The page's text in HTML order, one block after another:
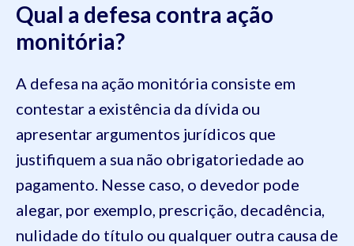
Qual a defesa contra ação
monitória?
A defesa na ação monitória consiste em
contestar a existência da dívida ou
apresentar argumentos jurídicos que
justifiquem a sua não obrigatoriedade ao
pagamento. Nesse caso, o devedor pode
alegar, por exemplo, prescrição, decadência,
nulidade do título ou qualquer outra causa de